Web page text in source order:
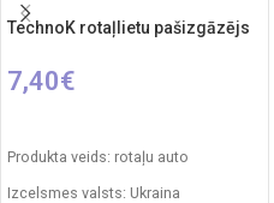
TechnoK rotaļlietu pašizgāzējs
7,40€
Produkta veids: rotaļu auto
Izcelsmes valsts: Ukraina